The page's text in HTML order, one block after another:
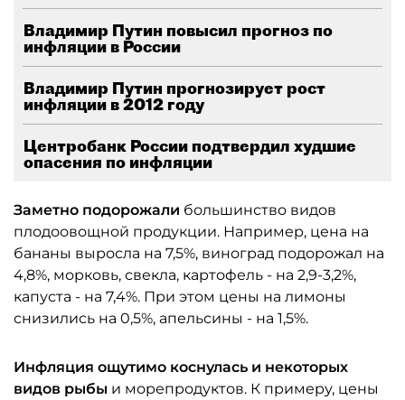
Владимир Путин повысил прогноз по
инфляции в России
Владимир Путин прогнозирует рост
инфляции в 2012 году
Центробанк России подтвердил худшие
опасения по инфляции
Заметно подорожали большинство видов
плодоовощной продукции. Например, цена на
бананы выросла на 7,5%, виноград подорожал на
4,8%, морковь, свекла, картофель - на 2,9-3,2%,
капуста - на 7,4%. При этом цены на лимоны
снизились на 0,5%, апельсины - на 1,5%.
Инфляция ощутимо коснулась и некоторых
видов рыбы и морепродуктов. К примеру, цены